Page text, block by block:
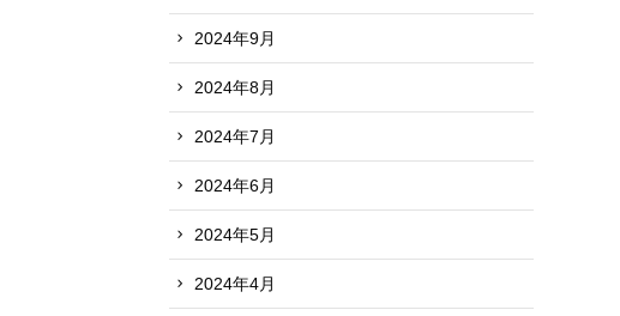
2024年9月
2024年8月
2024年7月
2024年6月
2024年5月
2024年4月